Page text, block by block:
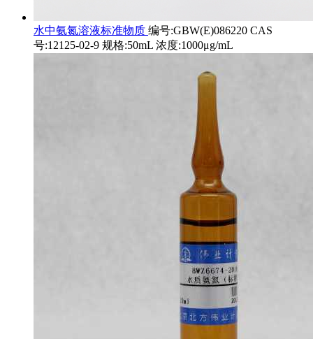
水中氨氮溶液标准物质 编号:GBW(E)086220 CAS
号:12125-02-9 规格:50mL 浓度:1000μg/mL